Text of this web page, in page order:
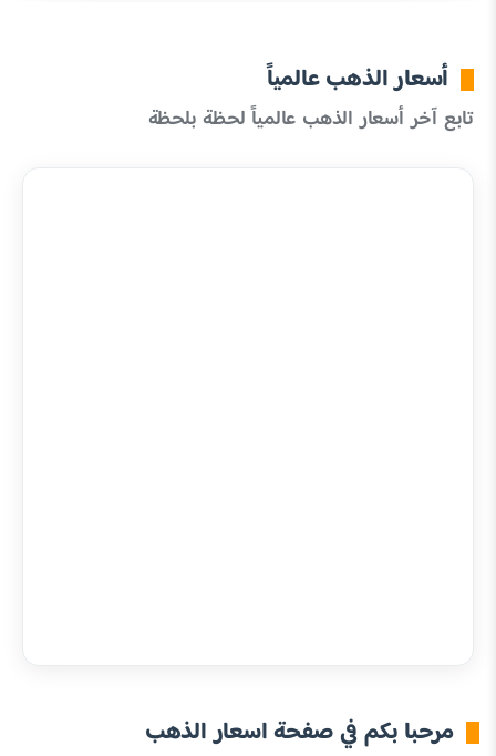
أسعار الذهب عالمياً
تابع آخر أسعار الذهب عالمياً لحظة بلحظة
مرحبا بكم في صفحة اسعار الذهب